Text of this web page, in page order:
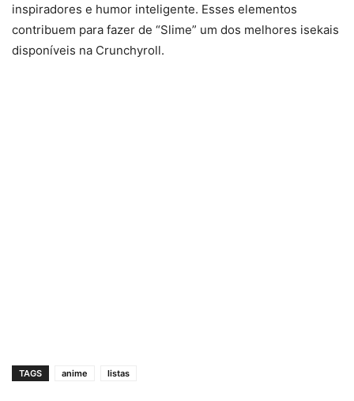
inspiradores e humor inteligente. Esses elementos
contribuem para fazer de “Slime” um dos melhores isekais
disponíveis na Crunchyroll.
TAGS anime listas